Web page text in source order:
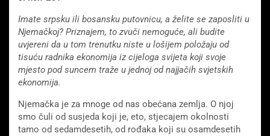
Imate srpsku ili bosansku putovnicu, a želite se zaposliti u
Njemačkoj? Priznajem, to zvuči nemoguće, ali budite
uvjereni da u tom trenutku niste u lošijem položaju od
tisuću radnika ekonomija iz cijeloga svijeta koji svoje
mjesto pod suncem traže u jednoj od najjačih svjetskih
ekonomija.
Njemačka je za mnoge od nas obećana zemlja. O njoj
smo čuli od susjeda koji je, eto, stjecajem okolnosti
tamo od sedamdesetih, od rođaka koji su osamdesetih